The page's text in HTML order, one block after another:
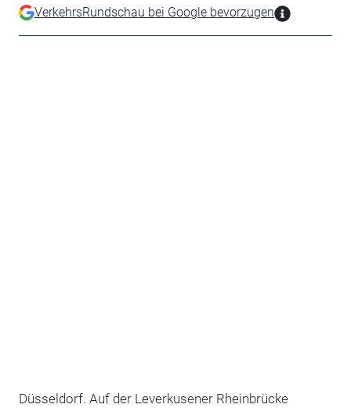
VerkehrsRundschau bei Google bevorzugen
Düsseldorf. Auf der Leverkusener Rheinbrücke